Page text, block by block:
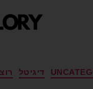
דיגיטל